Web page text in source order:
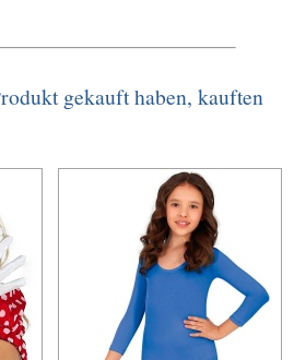
gekauft haben, kauften